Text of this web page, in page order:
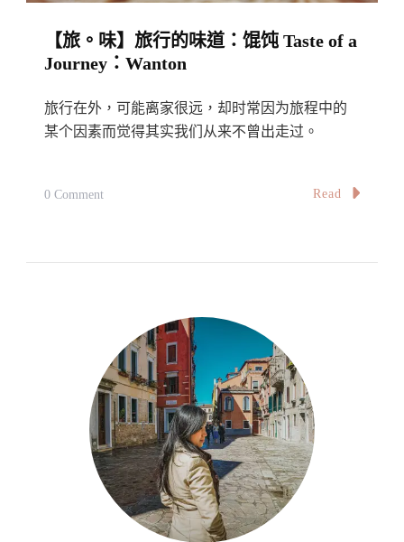
【旅。味】旅行的味道：馄饨 Taste of a
Journey：Wanton
旅行在外，可能离家很远，却时常因为旅程中的
某个因素而觉得其实我们从来不曾出走过。
0 CommentOn
道：
馄
饨
Taste
Of
Journey：
Read